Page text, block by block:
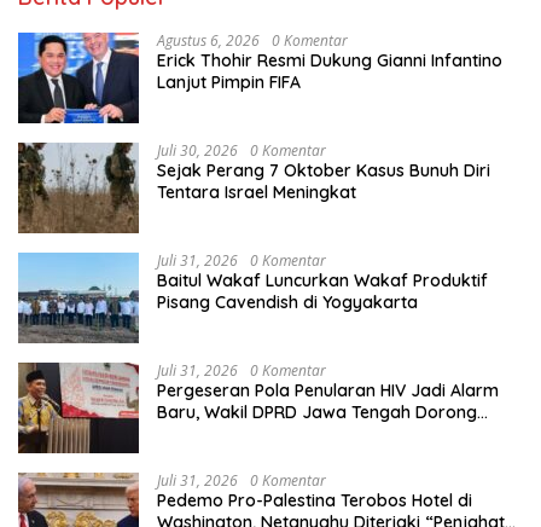
Agustus 6, 2026 0 Komentar
Erick Thohir Resmi Dukung Gianni Infantino
Lanjut Pimpin FIFA
Juli 30, 2026 0 Komentar
Sejak Perang 7 Oktober Kasus Bunuh Diri
Tentara Israel Meningkat
Juli 31, 2026 0 Komentar
Baitul Wakaf Luncurkan Wakaf Produktif
Pisang Cavendish di Yogyakarta
Juli 31, 2026 0 Komentar
Pergeseran Pola Penularan HIV Jadi Alarm
Baru, Wakil DPRD Jawa Tengah Dorong
Juli 31, 2026 0 Komentar
Pedemo Pro-Palestina Terobos Hotel di
Washington, Netanyahu Diteriaki “Penjahat